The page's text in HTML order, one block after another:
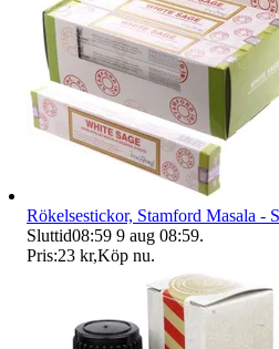
Rökelsestickor, Stamford Masala -
Sluttid08:59 9 aug 08:59.
Pris:23 kr,Köp nu.